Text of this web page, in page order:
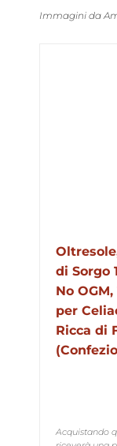
Immagini da
di Sorgo
No
per
Ricca di
Acquistando